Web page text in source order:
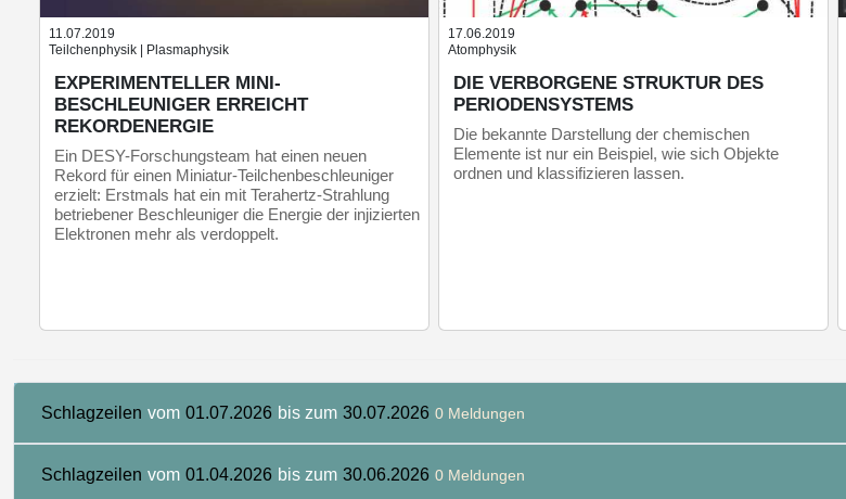
11.07.2019
Teilchenphysik | Plasmaphysik
EXPERIMENTELLER MINI-
BESCHLEUNIGER ERREICHT
REKORDENERGIE
Ein DESY-Forschungsteam hat einen neuen
Rekord für einen Miniatur-Teilchenbeschleuniger
erzielt: Erstmals hat ein mit Terahertz-Strahlung
betriebener Beschleuniger die Energie der injizierten
Elektronen mehr als verdoppelt.
17.06.2019
Atomphysik
DIE VERBORGENE STRUKTUR DES
PERIODENSYSTEMS
Die bekannte Darstellung der chemischen
Elemente ist nur ein Beispiel, wie sich Objekte
ordnen und klassifizieren lassen.
Schlagzeilen vom 01.07.2026 bis zum 30.07.2026 0 Meldungen
Schlagzeilen vom 01.04.2026 bis zum 30.06.2026 0 Meldungen